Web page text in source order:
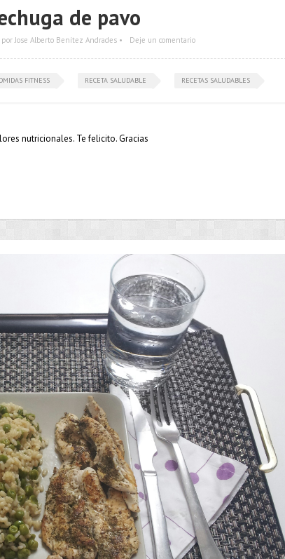
de pavo
Jose Alberto Benítez Andrades • Deje un comentario
FITNESS RECETA SALUDABLE RECETAS SALUDABLES
nutricionales. Te felicito. Gracias